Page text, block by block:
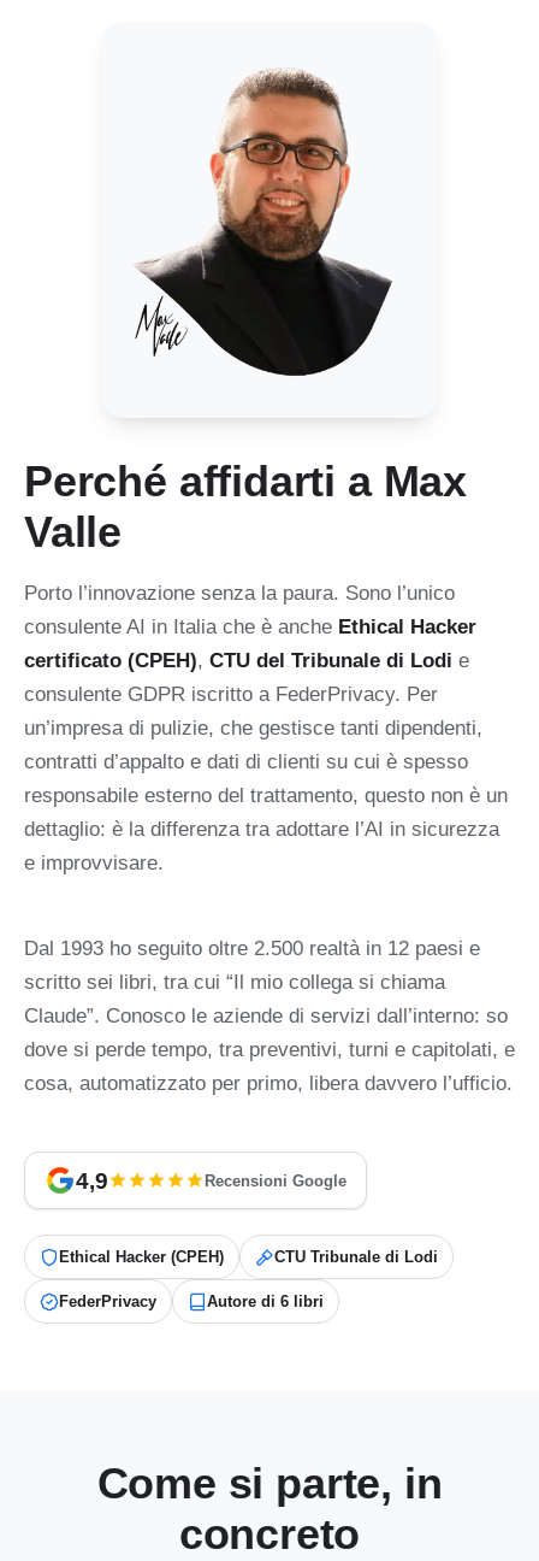
Perché affidarti a Max
Valle
Porto l’innovazione senza la paura. Sono l’unico
consulente AI in Italia che è anche Ethical Hacker
certificato (CPEH), CTU del Tribunale di Lodi e
consulente GDPR iscritto a FederPrivacy. Per
un’impresa di pulizie, che gestisce tanti dipendenti,
contratti d’appalto e dati di clienti su cui è spesso
responsabile esterno del trattamento, questo non è un
dettaglio: è la differenza tra adottare l’AI in sicurezza
e improvvisare.
Dal 1993 ho seguito oltre 2.500 realtà in 12 paesi e
scritto sei libri, tra cui “Il mio collega si chiama
Claude”. Conosco le aziende di servizi dall’interno: so
dove si perde tempo, tra preventivi, turni e capitolati, e
cosa, automatizzato per primo, libera davvero l’ufficio.
4,9 Recensioni Google
Ethical Hacker (CPEH) CTU Tribunale di Lodi
FederPrivacy Autore di 6 libri
Come si parte, in
concreto